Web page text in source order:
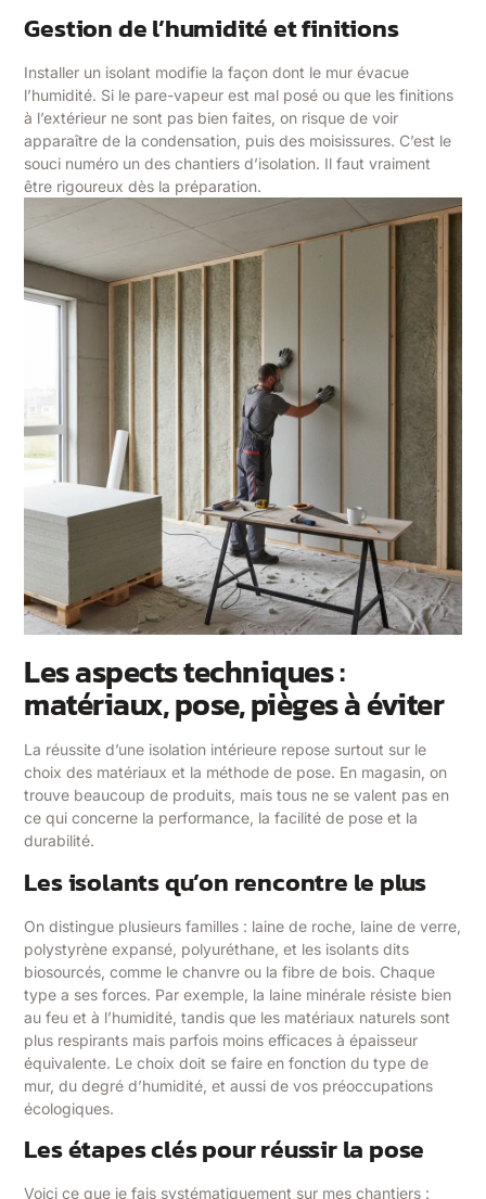
Gestion de l’humidité et finitions
Installer un isolant modifie la façon dont le mur évacue
l’humidité. Si le pare-vapeur est mal posé ou que les finitions
à l’extérieur ne sont pas bien faites, on risque de voir
apparaître de la condensation, puis des moisissures. C’est le
souci numéro un des chantiers d’isolation. Il faut vraiment
être rigoureux dès la préparation.
Les aspects techniques :
matériaux, pose, pièges à éviter
La réussite d’une isolation intérieure repose surtout sur le
choix des matériaux et la méthode de pose. En magasin, on
trouve beaucoup de produits, mais tous ne se valent pas en
ce qui concerne la performance, la facilité de pose et la
durabilité.
Les isolants qu’on rencontre le plus
On distingue plusieurs familles : laine de roche, laine de verre,
polystyrène expansé, polyuréthane, et les isolants dits
biosourcés, comme le chanvre ou la fibre de bois. Chaque
type a ses forces. Par exemple, la laine minérale résiste bien
au feu et à l’humidité, tandis que les matériaux naturels sont
plus respirants mais parfois moins efficaces à épaisseur
équivalente. Le choix doit se faire en fonction du type de
mur, du degré d’humidité, et aussi de vos préoccupations
écologiques.
Les étapes clés pour réussir la pose
Voici ce que je fais systématiquement sur mes chantiers :